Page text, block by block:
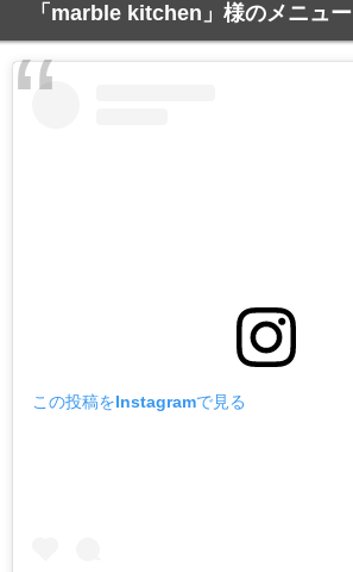
「marble kitchen」様のメニュー
この投稿をInstagramで見る